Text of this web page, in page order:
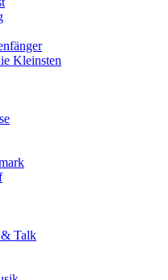
Kleinsten
& Talk